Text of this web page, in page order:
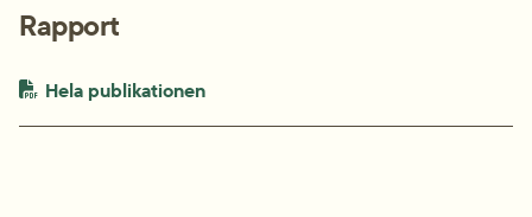
Rapport
PDF-fil.
Hela publikationenpdf, 196.6 kB.